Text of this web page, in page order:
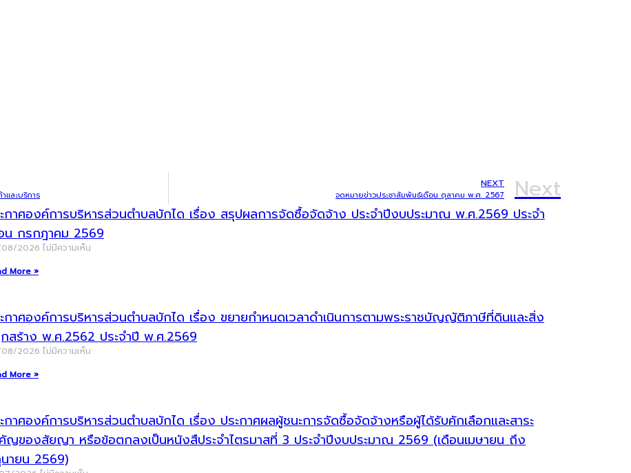
และบริการ
NEXT
จดหมายข่าวประชาสัมพันธ์เดือน ตุลาคม พ.ศ. 2567 Next
กาศองค์การบริหารส่วนตำบลบักได เรื่อง สรุปผลการจัดซื้อจัดจ้าง ประจำปีงบประมาณ พ.ศ.2569 ประจำ
น กรกฎาคม 2569
2026 ไม่มีความเห็น
More »
กาศองค์การบริหารส่วนตำบลบักได เรื่อง ขยายกำหนดเวลาดำเนินการตามพระราชบัญญัติภาษีที่ดินและสิ่ง
สร้าง พ.ศ.2562 ประจำปี พ.ศ.2569
2026 ไม่มีความเห็น
More »
กาศองค์การบริหารส่วนตำบลบักได เรื่อง ประกาศผลผู้ชนะการจัดซื้อจัดจ้างหรือผู้ได้รับคักเลือกและสาระ
ญของสัยญา หรือข้อตกลงเป็นหนังสืประจำไตรมาสที่ 3 ประจำปีงบประมาณ 2569 (เดือนเมษายน ถึง
ายน 2569)